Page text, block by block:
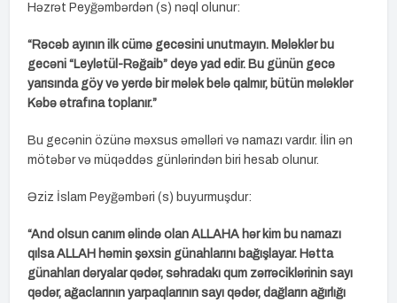
Həzrət Peyğəmbərdən (s) nəql olunur:
“Rəcəb ayının ilk cümə gecəsini unutmayın. Mələklər bu
gecəni “Leylətül-Rəğaib” deyə yad edir. Bu günün gecə
yarısında göy və yerdə bir mələk belə qalmır, bütün mələklər
Kəbə ətrafına toplanır.”
Bu gecənin özünə məxsus əməlləri və namazı vardır. İlin ən
mötəbər və müqəddəs günlərindən biri hesab olunur.
Əziz İslam Peyğəmbəri (s) buyurmuşdur:
“And olsun canım əlində olan ALLAHA hər kim bu namazı
qılsa ALLAH həmin şəxsin günahlarını bağışlayar. Hətta
günahları dəryalar qədər, səhradakı qum zərrəciklərinin sayı
qədər, ağaclarının yarpaqlarının sayı qədər, dağların ağırlığı